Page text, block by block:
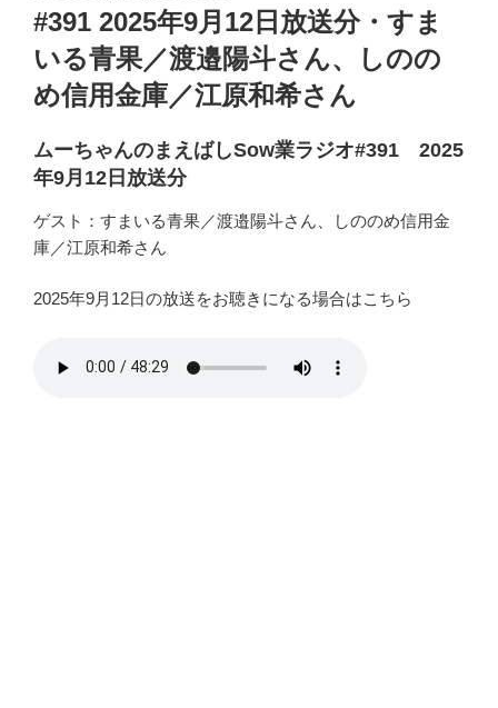
稿
日:
#391 2025年9月12日放送分・すま
いる青果／渡邉陽斗さん、しのの
め信用金庫／江原和希さん
ムーちゃんのまえばしSow業ラジオ#391 2025
年9月12日放送分
ゲスト：すまいる青果／渡邉陽斗さん、しののめ信用金
庫／江原和希さん
2025年9月12日の放送をお聴きになる場合はこちら